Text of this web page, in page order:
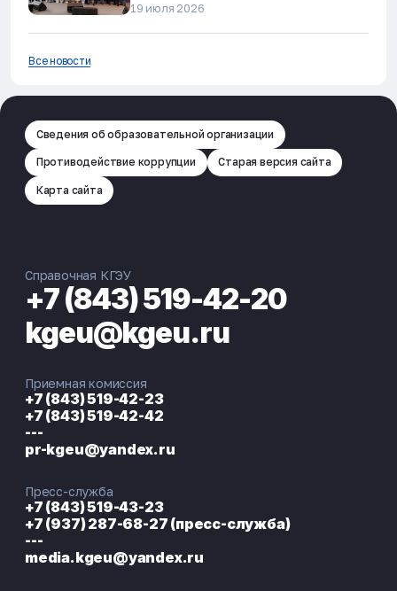
19 июля 2026
Все новости
Сведения об образовательной организации
Противодействие коррупции Старая версия сайта
Карта сайта
Справочная КГЭУ
+7 (843) 519-42-20
kgeu@kgeu.ru
Приемная комиссия
+7 (843) 519-42-23
+7 (843) 519-42-42
---
pr-kgeu@yandex.ru
Пресс-служба
+7 (843) 519-43-23
+7 (937) 287-68-27 (пресс-служба)
---
media.kgeu@yandex.ru